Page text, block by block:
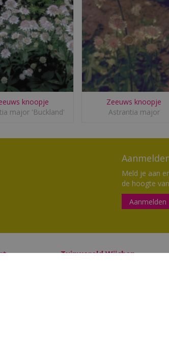
knoopje
major 'Buckland'
Zeeuws knoopje
Astrantia major
Meld je aan
de hoogte
Aanmelden
Tuinwereld Wijchen